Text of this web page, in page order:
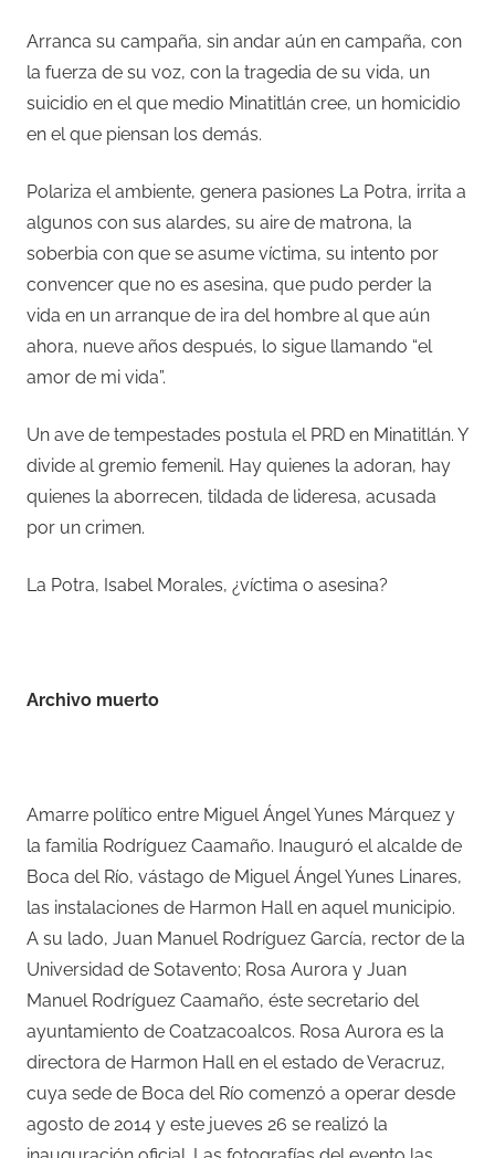
Arranca su campaña, sin andar aún en campaña, con
la fuerza de su voz, con la tragedia de su vida, un
suicidio en el que medio Minatitlán cree, un homicidio
en el que piensan los demás.
Polariza el ambiente, genera pasiones La Potra, irrita a
algunos con sus alardes, su aire de matrona, la
soberbia con que se asume víctima, su intento por
convencer que no es asesina, que pudo perder la
vida en un arranque de ira del hombre al que aún
ahora, nueve años después, lo sigue llamando “el
amor de mi vida”.
Un ave de tempestades postula el PRD en Minatitlán. Y
divide al gremio femenil. Hay quienes la adoran, hay
quienes la aborrecen, tildada de lideresa, acusada
por un crimen.
La Potra, Isabel Morales, ¿víctima o asesina?
Archivo muerto
Amarre político entre Miguel Ángel Yunes Márquez y
la familia Rodríguez Caamaño. Inauguró el alcalde de
Boca del Río, vástago de Miguel Ángel Yunes Linares,
las instalaciones de Harmon Hall en aquel municipio.
A su lado, Juan Manuel Rodríguez García, rector de la
Universidad de Sotavento; Rosa Aurora y Juan
Manuel Rodríguez Caamaño, éste secretario del
ayuntamiento de Coatzacoalcos. Rosa Aurora es la
directora de Harmon Hall en el estado de Veracruz,
cuya sede de Boca del Río comenzó a operar desde
agosto de 2014 y este jueves 26 se realizó la